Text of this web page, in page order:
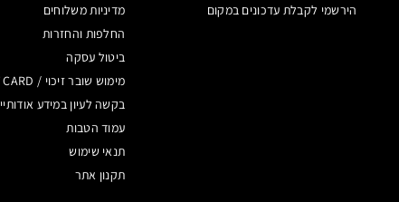
הירשמי לקבלת עדכונים במקום
מדיניות משלוחים
החלפות והחזרות
ביטול עסקה
מימוש שובר זיכוי / GIFT CARD
בקשה לעיון במידע אודותיי
עמוד הטבות
תנאי שימוש
תקנון אתר